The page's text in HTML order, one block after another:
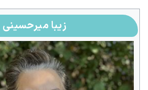
زیبا میرحسینی